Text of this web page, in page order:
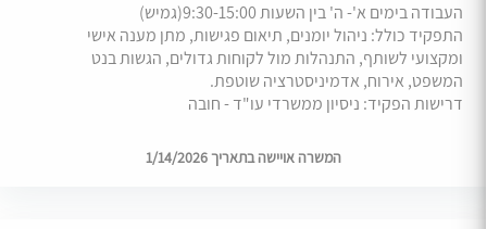
העבודה בימים א'- ה' בין השעות 9:30-15:00(גמיש)
התפקיד כולל: ניהול יומנים, תיאום פגישות, מתן מענה אישי
ומקצועי לשותף, התנהלות מול לקוחות גדולים, הגשות בנט
המשפט, אירוח, אדמיניסטרציה שוטפת.
דרישות הפקיד: ניסיון ממשרדי עו"ד - חובה
המשרה אויישה בתאריך 1/14/2026